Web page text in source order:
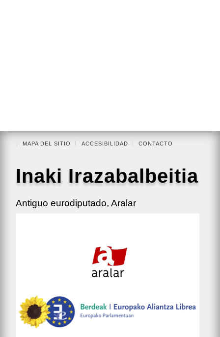
MAPA DEL SITIO ACCESIBILIDAD CONTACTO
Inaki Irazabalbeitia
Antiguo eurodiputado, Aralar